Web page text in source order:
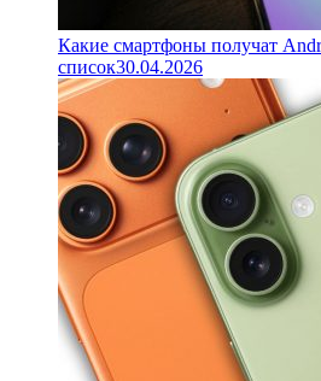
Какие смартфоны получат
список30.04.2026